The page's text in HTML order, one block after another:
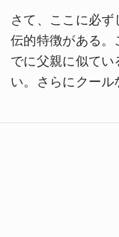
さて、ここに必
伝的特徴がある
でに父親に似て
い。さらにクール